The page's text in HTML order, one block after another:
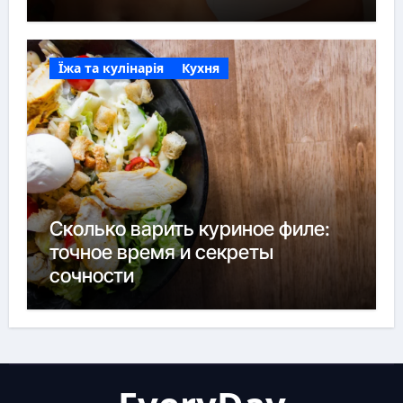
Їжа та кулінарія Кухня
Сколько варить куриное филе:
точное время и секреты
сочности